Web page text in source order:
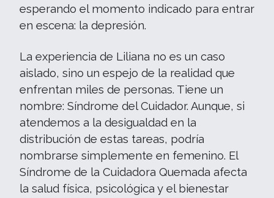
esperando el momento indicado para entrar
en escena: la depresión.
La experiencia de Liliana no es un caso
aislado, sino un espejo de la realidad que
enfrentan miles de personas. Tiene un
nombre: Síndrome del Cuidador. Aunque, si
atendemos a la desigualdad en la
distribución de estas tareas, podría
nombrarse simplemente en femenino. El
Síndrome de la Cuidadora Quemada afecta
la salud física, psicológica y el bienestar